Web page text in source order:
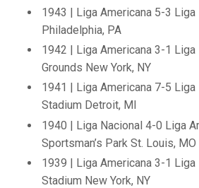
1943 | Liga Americana 5-3
Philadelphia, PA
1942 | Liga Americana 3-1
Grounds New York, NY
1941 | Liga Americana 7-5
Stadium Detroit, MI
1940 | Liga Nacional 4-0 Liga
Sportsman’s Park St. Louis, MO
1939 | Liga Americana 3-1 Liga
Stadium New York, NY